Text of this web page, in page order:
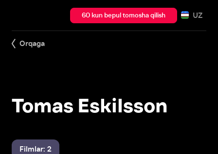
60 kun bepul tomosha qilish UZ
Orqaga
Tomas Eskilsson
Filmlar: 2